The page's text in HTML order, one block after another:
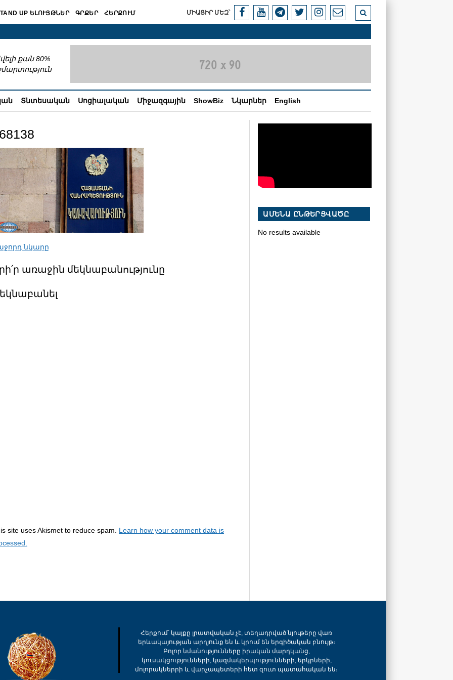
UP ԵԼՈՒՅԹՆԵՐ ԳՐՔԵՐ ՀԵՐՔՈՒՄ ՄԻԱՑԻՐ ՄԵԶ՝
քան 80%
Տնտեսական Սոցիալական Միջազգային ShowBiz Նկարներ English
նկարը
առաջին մեկնաբանությունը
site uses Akismet to reduce spam. Learn how your comment data is
ԱՄԵՆԱ ԸՆԹԵՐՑՎԱԾԸ
No results available
Հերքում՝ կայքը լրատվական չէ, տեղադրված նյութերը վառ
երևակայության արդյունք են և կրում են երգիծական բնույթ։
Բոլոր նմանությունները իրական մարդկանց,
կուսակցությունների, կազմակերպությունների, երկրների,
մոլորակներրի և վարչապետերի հետ զուտ պատահական են։